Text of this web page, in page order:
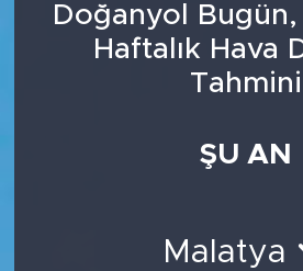
Doğanyol Bugün,
Haftalık Hava
Tahmini
ŞU AN
Malatya
Adaklı-Kiğı
MD Prestij Dergisi
Tüm Manşetler